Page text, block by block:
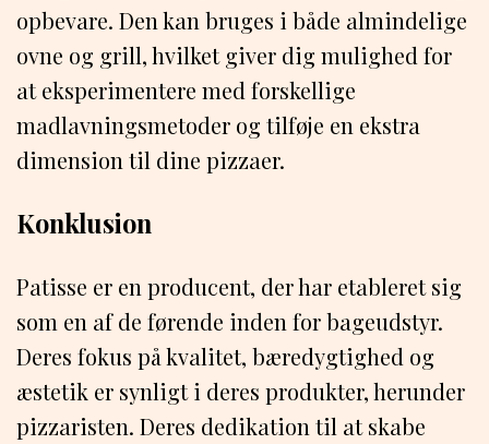
opbevare. Den kan bruges i både almindelige
ovne og grill, hvilket giver dig mulighed for
at eksperimentere med forskellige
madlavningsmetoder og tilføje en ekstra
dimension til dine pizzaer.
Konklusion
Patisse er en producent, der har etableret sig
som en af de førende inden for bageudstyr.
Deres fokus på kvalitet, bæredygtighed og
æstetik er synligt i deres produkter, herunder
pizzaristen. Deres dedikation til at skabe